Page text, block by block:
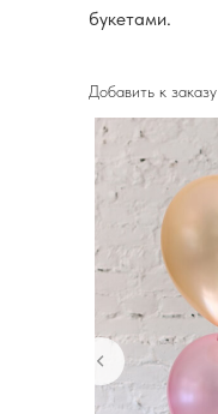
букетами.
Добавить к заказу